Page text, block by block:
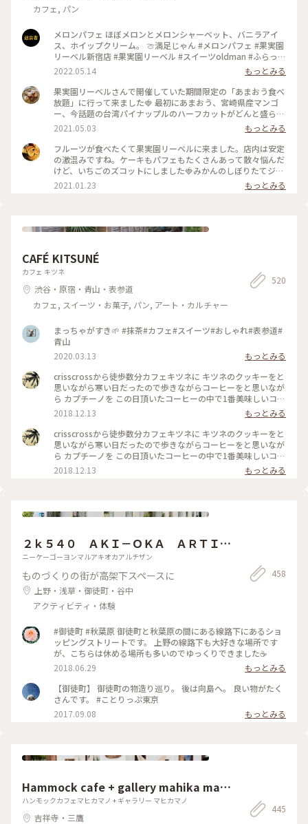
カフェ, パン
メロンパフェ ほぼメロンとメロンシャーベット、バニラアイ
ス、ホイップクリーム。 🍈満足じゃん #メロンパフェ #果実園
リーベル新宿店 #果実園リーベル #スイーツoldman #ふらっと
クリス
2022.05.14
もっとみる
果実園リーベルさんで開催していた期間限定の「あまおう食べ
放題」に行って来ました🍓 最初にあまおう、宮崎県産マンゴ
ー、今話題の台湾パイナップルのハーフカットがどんと盛られ
たプレートが出てきて私も友達もびっくり。あまおうはもちろ
んのこと、マンゴーとパイナップルも甘々に完熟していて美味
しかった〜！ あまおうプレート、パスタ、アイス、あまおう
とマンゴーのフルーツサンドは食べ放題です。フルーツサンド
の虜になってしまい、後半はひたすらフルーツサンドばかり食
べてました笑。お値段はそこそこしますが内容を考えるとかな
り満足度は高いです！ #果実園#果実園リーベル#あまおう#マ
2021.05.03
もっとみる
フルーツが食べたくて果実園リーベルに来ました。店内は安定
の激混みですね。ケーキもパフェもたくさんあって散々悩んだ
けど、いちごのズコットにしました🍓みかんのしぼりたてジュ
ースもおいしかった🍊 #果実園リーベル #いちご #ケーキ #新
宿
2021.01.23 もっとみる
CAFÉ KITSUNÉ
カフェ キツネ
渋谷・原宿・青山・表参道
カフェ, スイーツ・お菓子, パン, アート・カルチャー
520
まっちゃがすき🌱 #抹茶#カフェ#スイーツ#おしゃれ#表参道#
青山
2020.03.13
もっとみる
crisscrossから徒歩数分カフェキツネに キツネのクッキーをと
思いながら寒い日だったので歩きながらコーヒーをと思いなが
ら カプチーノを この日頂いたコーヒーの中で1番美味しいコー
ヒーでした 店内も清潔感 綺麗な空間 #わたしの街#カフェ巡り
2018.12.13
もっとみる
crisscrossから徒歩数分カフェキツネに キツネのクッキーをと
思いながら寒い日だったので歩きながらコーヒーをと思いなが
ら カプチーノを この日頂いたコーヒーの中で1番美味しいコー
ヒーでした 店内も清潔感 綺麗な空間 #わたしの街#カフェ巡り
2018.12.13 もっとみる
２ｋ５４０ ＡＫＩ－ＯＫＡ ＡＲＴＩＳ
ＡＮ
ニーケーゴーヨンマルアキオカアルチザン
ものづくりの街が高架下スペースに
上野・浅草・御徒町・谷中
アクティビティ・体験
458
#御徒町 #秋葉原 御徒町と秋葉原の間にある線路下にあるショ
ッピングストリートです。 上野の線路下も大好きな場所です
が、こちらは休める場所も多いのでゆっくりできました☕️
2018.06.29
もっとみる
【御徒町】 御徒町の物造り巡り。 後は向島へ。 良い物がたく
さんです。 #ことりっぷ東京
2017.09.08
もっとみる
Hammock cafe + gallery mahika man
o
ハンモックカフェマヒカマノ + ギャラリー マヒカマノ
吉祥寺・三鷹
445